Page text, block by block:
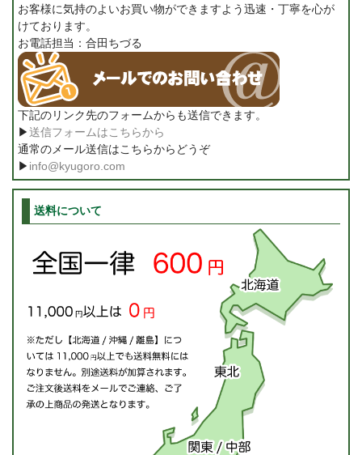
お客様に気持のよいお買い物ができますよう迅速・丁寧を心が
けております。
お電話担当：合田ちづる
下記のリンク先のフォームからも送信できます。
▶送信フォームはこちらから
通常のメール送信はこちらからどうぞ
▶ info@kyugoro.com
送料について